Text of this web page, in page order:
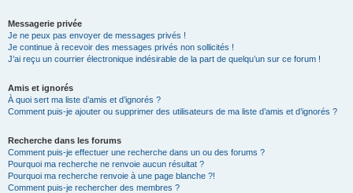
Messagerie privée
Je ne peux pas envoyer de messages privés !
Je continue à recevoir des messages privés non sollicités !
J’ai reçu un courrier électronique indésirable de la part de quelqu’un sur ce forum !
Amis et ignorés
À quoi sert ma liste d’amis et d’ignorés ?
Comment puis-je ajouter ou supprimer des utilisateurs de ma liste d’amis et d’ignorés ?
Recherche dans les forums
Comment puis-je effectuer une recherche dans un ou des forums ?
Pourquoi ma recherche ne renvoie aucun résultat ?
Pourquoi ma recherche renvoie à une page blanche ?!
Comment puis-je rechercher des membres ?